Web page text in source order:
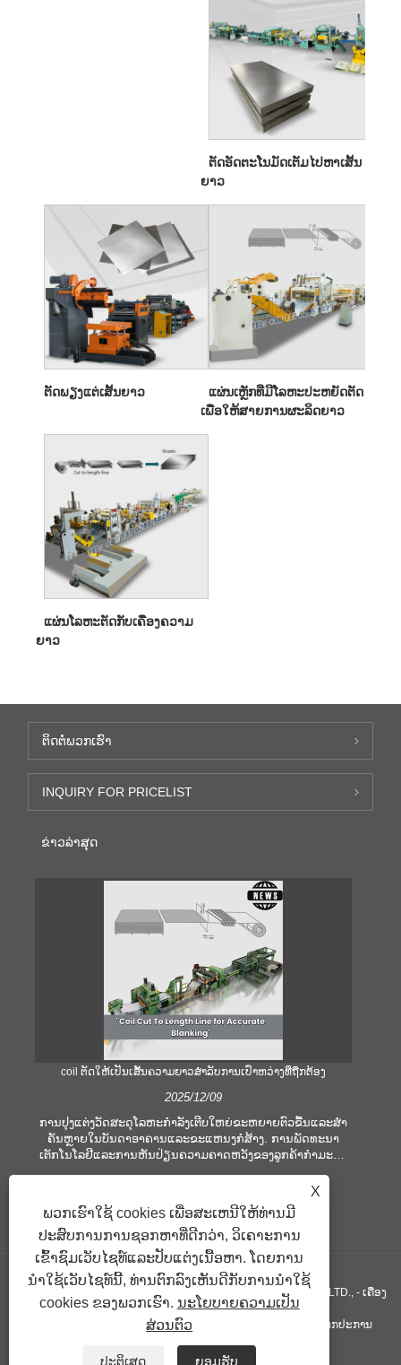
ຕັດອັດຕະໂນມັດເຕັມໄປຫາເສັ້ນ
ຍາວ
ຕັດພຽງແຕ່ເສັ້ນຍາວ
ແຜ່ນເຫຼັກທີ່ມີໂລຫະປະຫຍັດຕັດ
ເພື່ອໃຫ້ສາຍການຜະລິດຍາວ
ແຜ່ນໂລຫະຕັດກັບເຄື່ອງຄວາມ
ຍາວ
ຕິດ​ຕໍ່​ພວກ​ເຮົາ
INQUIRY FOR PRICELIST
ຂ່າວ​ລ່າ​ສຸດ
coil ຕັດໃຫ້ເປັນເສັ້ນຄວາມຍາວສໍາລັບການເປົ່າຫວ່າງທີ່ຖືກຕ້ອງ
2025/12/09
ການປຸງແຕ່ງວັດສະດຸໂລຫະກໍາລັງເຕີບໃຫຍ່ຂະຫຍາຍຕົວຂື້ນແລະສໍາ
ຄັນຫຼາຍໃນບັນດາອາຄານແລະຂະແຫນງກໍ່ສ້າງ. ການພັດທະນາ
ເຕັກໂນໂລຢີແລະການຫັນປ່ຽນຄວາມຄາດຫວັງຂອງລູກຄ້າກໍາມະກໍາ
ຕ້ອງການດ້ານຄຸນນະພາບ. ເຕັກນິກການປຸງແຕ່ງມືແບບທໍາມະດາແມ່ນ
ບໍ່ພຽງພໍທີ່ຈະຕອບສະຫນອງຄວາມຕ້ອງການຂອງອຸດສາຫະກໍາທີ່ທັນ
ສະໄຫມ, ໂດຍສະເພາະໃນການສະແຫວງຫາຄວາມຖືກຕ້ອງແລະ
ປະສິດທິພາບສູງ. ເພາະສະນັ້ນ, coil ການຕັດໄປຫາເສັ້ນຄວາມຍາວ
ໄດ້ເກີດຂື້ນເປັນອຸປະກອນປະມວນຜົນ coil.
ສະຫງວນລິຂະສິດ © GUANGZHOU KINGREAL MACHINERY CO., LTD., - ເຄື່ອງ
ຕັດທໍ່, ຕັດທໍ່ເສັ້ນໃຫ້ຍາວ, ຕັດໂລຫະເປັນເສັ້ນຍາວ - ສະຫງວນລິຂະສິດທຸກປະການ
Sitemap XML
X
ພວກເຮົາໃຊ້ cookies ເພື່ອສະເຫນີໃຫ້ທ່ານມີ
ປະສົບການການຊອກຫາທີ່ດີກວ່າ, ວິເຄາະການ
ເຂົ້າຊົມເວັບໄຊທ໌ແລະປັບແຕ່ງເນື້ອຫາ. ໂດຍການ
ນໍາໃຊ້ເວັບໄຊທ໌ນີ້, ທ່ານຕົກລົງເຫັນດີກັບການນໍາໃຊ້
cookies ຂອງພວກເຮົາ. ນະໂຍບາຍຄວາມເປັນ
ສ່ວນຕົວ
ປະຕິເສດ ຍອມຮັບ